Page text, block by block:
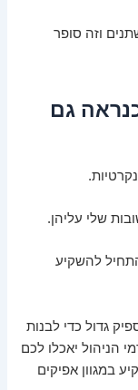
וזה סופר
גם
שלי עליהן.
להתחיל להשקיע
גדול כדי לבנות
הניהול יאכלו לכם
במגוון אפיקים